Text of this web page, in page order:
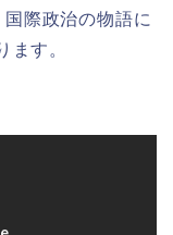
際政治の物語に
ます。